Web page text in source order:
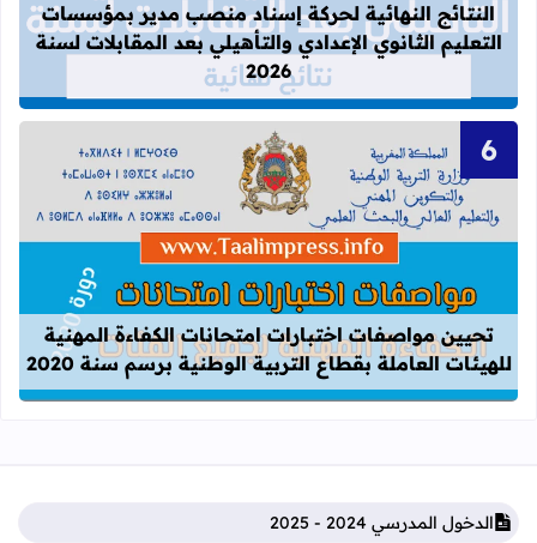
النتائج النهائية لحركة إسناد منصب مدير بمؤسسات
التعليم الثانوي الإعدادي والتأهيلي بعد المقابلات لسنة
2026
قراءة المزيد عن تحيين مواصفات
تحيين مواصفات اختبارات امتحانات الكفاءة المهنية
للهيئات العاملة بقطاع التربية الوطنية برسم سنة 2020
الدخول المدرسي 2024 - 2025